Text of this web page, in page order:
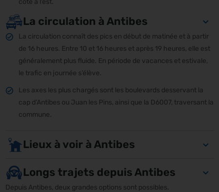
côte à l’est.
La circulation à Antibes
La circulation connaît des pics en début de matinée et à partir
de 16 heures. Entre 10 et 16 heures et après 19 heures, elle est
généralement plus fluide. En période de vacances et estivale,
le trafic en journée s’élève.
Les axes les plus chargés sont les boulevards desservant la
cap d’Antibes ou Juan les Pins, ainsi que la D6007, traversant la
commune.
Lieux à voir à Antibes
Longs trajets depuis Antibes
Depuis Antibes, deux grandes options sont possibles.